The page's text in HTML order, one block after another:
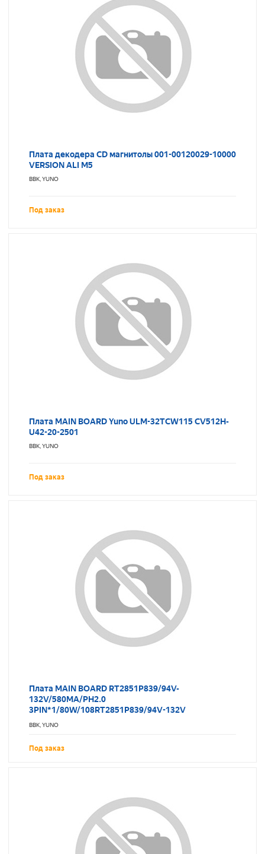
Плата декодера CD магнитолы 001-00120029-10000
VERSION ALI M5
BBK, YUNO
Под заказ
Плата MAIN BOARD Yuno ULM-32TCW115 CV512H-
U42-20-2501
BBK, YUNO
Под заказ
Плата MAIN BOARD RT2851P839/94V-
132V/580MA/PH2.0
3PIN*1/80W/108RT2851P839/94V-132V
RT2851P839-50A8A
BBK, YUNO
Под заказ